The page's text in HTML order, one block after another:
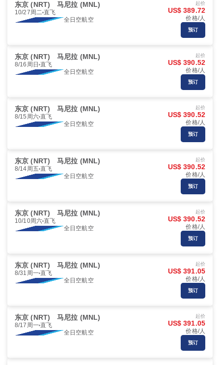
东京 (NRT) 马尼拉 (MNL)
10/27周二 直飞
全日空航空
起价
US$ 389.72
价格/人
预订
东京 (NRT) 马尼拉 (MNL)
8/16周日 直飞
全日空航空
起价
US$ 390.52
价格/人
预订
东京 (NRT) 马尼拉 (MNL)
8/15周六 直飞
全日空航空
起价
US$ 390.52
价格/人
预订
东京 (NRT) 马尼拉 (MNL)
8/14周五 直飞
全日空航空
起价
US$ 390.52
价格/人
预订
东京 (NRT) 马尼拉 (MNL)
10/10周六 直飞
全日空航空
起价
US$ 390.52
价格/人
预订
东京 (NRT) 马尼拉 (MNL)
8/31周一 直飞
全日空航空
起价
US$ 391.05
价格/人
预订
东京 (NRT) 马尼拉 (MNL)
8/17周一 直飞
全日空航空
起价
US$ 391.05
价格/人
预订